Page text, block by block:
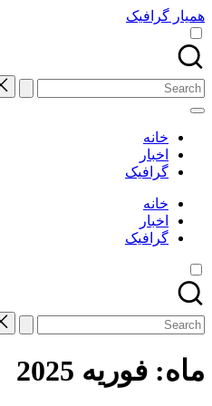
Skip
to
content
همیار گرافیک
Search
for:
خانه
اخبار
گرافیک
خانه
اخبار
گرافیک
Search
for:
ماه: فوریه 2025